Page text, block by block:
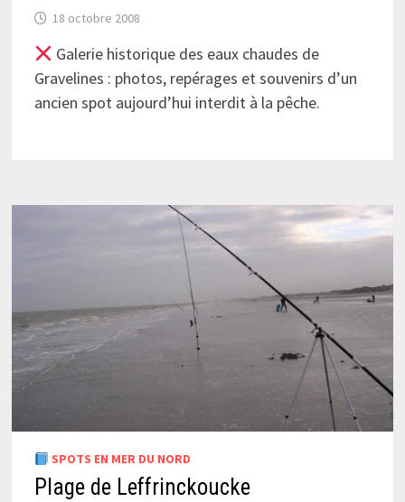
18 octobre 2008
Galerie historique des eaux chaudes de
Gravelines : photos, repérages et souvenirs d’un
ancien spot aujourd’hui interdit à la pêche.
SPOTS EN MER DU NORD
Plage de Leffrinckoucke